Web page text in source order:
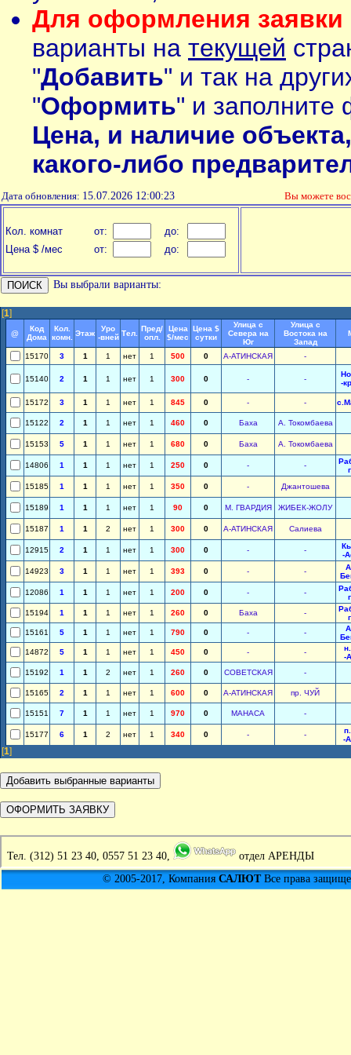
Для оформления заявки
варианты на текущей
"Добавить" и так на
"Оформить" и заполните
Цена, и наличие
какого-либо
Дата обновления: 15.07.2026 12:00:23 Вы можете
Кол. комнат от:
до:
Цена $ /мес
от: до:
Вы выбрали варианты:
[1]
@
Код
Дома
Кол.
комн. Этаж
Уро
-вней Тел.
Пред/
опл.
Цена
$/мес
Цена $
сутки
Улица с
Севера на
Юг
Улица с
Востока на
Запад
15170 3 1 1 нет 1 500 0 А-АТИНСКАЯ -
15140 2 1 1 нет 1 300 0 - -
-
15172 3 1 1 нет 1 845 0 - -
15122 2 1 1 нет 1 460 0 Баха А. Токомбаева
15153 5 1 1 нет 1 680 0 Баха А. Токомбаева
14806 1 1 1 нет 1 250 0 - -
15185
1 1 1 нет 1 350 0 - Джантошева
15189 1 1 1 нет 1 90 0 М. ГВАРДИЯ ЖИБЕК-ЖОЛУ
15187 1 1 2 нет 1 300 0 А-АТИНСКАЯ Салиева
12915 2 1 1 нет 1 300 0 - -
-
14923
3 1 1 нет 1 393 0 - -
12086
1 1 1 нет 1 200 0 - -
15194
1 1 1 нет 1 260 0 Баха -
15161
5 1 1 нет 1 790 0 - -
14872
5 1 1 нет 1 450 0 - -
-
15192
1 1 2 нет 1 260 0 СОВЕТСКАЯ -
15165 2 1 1 нет 1 600 0 А-АТИНСКАЯ пр. ЧУЙ
15151 7 1 1 нет 1 970 0 МАНАСА -
15177 6 1 2 нет 1 340 0 - -
-
[1]
Тел. (312) 51 23 40, 0557 51 23 40,
отдел АРЕНДЫ
© 2005-2017, Компания САЛЮТВсе права